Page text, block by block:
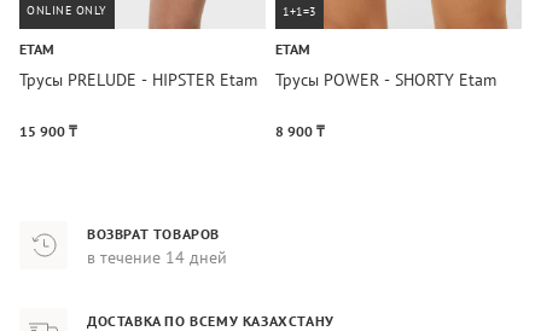
ONLINE ONLY
ETAM
Трусы PRELUDE - HIPSTER Etam
15 900 ₸
1+1=3
ETAM
Трусы POWER - SHORTY Etam
8 900 ₸
ВОЗВРАТ ТОВАРОВ
в течение 14 дней
ДОСТАВКА ПО ВСЕМУ КАЗАХСТАНУ